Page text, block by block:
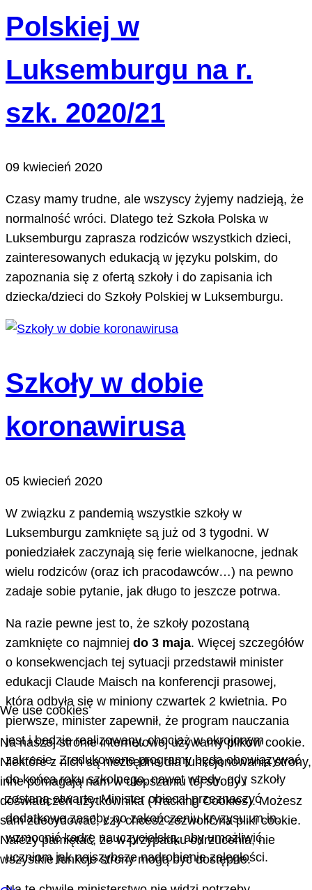
Polskiej w
Luksemburgu na r.
szk. 2020/21
09 kwiecień 2020
Czasy mamy trudne, ale wszyscy żyjemy nadzieją, że
normalność wróci. Dlatego też Szkoła Polska w
Luksemburgu zaprasza rodziców wszystkich dzieci,
zainteresowanych edukacją w języku polskim, do
zapoznania się z ofertą szkoły i do zapisania ich
dziecka/dzieci do Szkoły Polskiej w Luksemburgu.
Szkoły w dobie
koronawirusa
05 kwiecień 2020
W związku z pandemią wszystkie szkoły w
Luksemburgu zamknięte są już od 3 tygodni. W
poniedziałek zaczynają się ferie wielkanocne, jednak
wielu rodziców (oraz ich pracodawców…) na pewno
zadaje sobie pytanie, jak długo to jeszcze potrwa.
Na razie pewne jest to, że szkoły pozostaną
zamknięte co najmniej do 3 maja. Więcej szczegółów
o konsekwencjach tej sytuacji przedstawił minister
edukacji Claude Maisch na konferencji prasowej,
która odbyła się w miniony czwartek 2 kwietnia. Po
pierwsze, minister zapewnił, że program nauczania
jest i będzie realizowany, chociaż w okrojonym
zakresie. Zredukowane programy będą obowiązywać
do końca roku szkolnego, nawet wtedy, gdy szkoły
zostaną otwarte. Minister obiecał przeznaczyć
dodatkowe zasoby po zakończeniu kryzysu, m.in.
wzmocnić kadrę nauczycielską, aby umożliwić
uczniom jak najszybsze nadrobienie zaległości.
We use cookies
Na naszej stronie internetowej używamy plików cookie.
Niektóre z nich są niezbędne dla funkcjonowania strony,
inne pomagają nam w ulepszaniu tej strony i
doświadczeń użytkownika (Tracking Cookies). Możesz
sam zdecydować, czy chcesz zezwolić na pliki cookie.
Należy pamiętać, że w przypadku odrzucenia, nie
wszystkie funkcje strony mogą być dostępne.